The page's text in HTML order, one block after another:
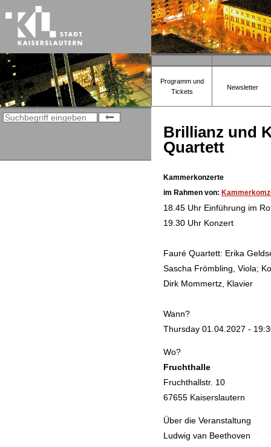
Programm und
Tickets
Newsletter
Brillianz und
Quartett
Kammerkonzerte
im Rahmen von:
18.45 Uhr Einführung im
19.30 Uhr Konzert
Fauré Quartett: Erika
Sascha Frömbling, Viola;
Dirk Mommertz, Klavier
Wann?
Thursday 01.04.2027 -
Wo?
Fruchthalle
Fruchthallstr. 10
67655 Kaiserslautern
Über die Veranstaltung
Ludwig van Beethoven